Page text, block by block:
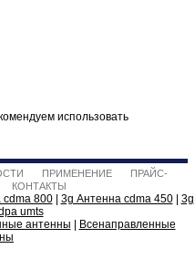
использовать
ПРИМЕНЕНИЕ
ПРАЙС-
КОНТАКТЫ
cdma 800| 3g Антенна cdma 450| 3g
umts
антенны
Всенаправленные